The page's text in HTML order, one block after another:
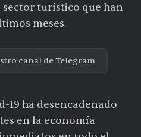
turístico que han
meses.
canal de Telegram
19 ha desencadenado
en la economía